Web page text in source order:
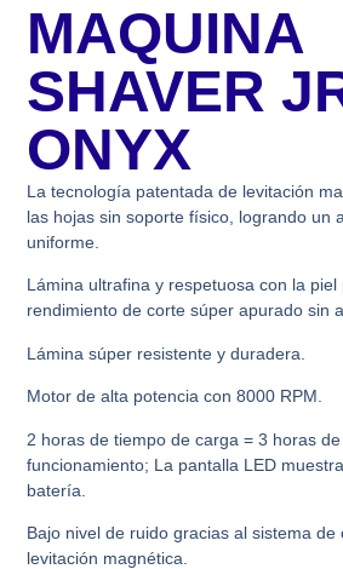
MAQUINA
SHAVER
ONYX
La tecnología patentada de levitación
las hojas sin soporte físico, logrando un
uniforme.
Lámina ultrafina y respetuosa con la piel
rendimiento de corte súper apurado sin
Lámina súper resistente y duradera.
Motor de alta potencia con 8000 RPM.
2 horas de tiempo de carga = 3 horas
funcionamiento; La pantalla LED
batería.
Bajo nivel de ruido gracias al sistema de
levitación magnética.